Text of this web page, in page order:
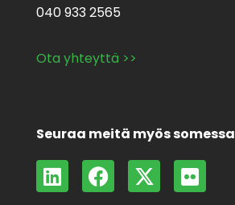
040 933 2565
Ota yhteyttä >>
Seuraa meitä myös somessa
L
i
F
a
X
-
F
l